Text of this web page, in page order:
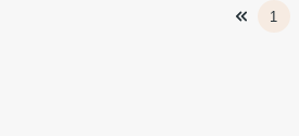
1